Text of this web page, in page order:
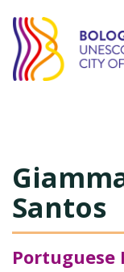
Santos
Portuguese